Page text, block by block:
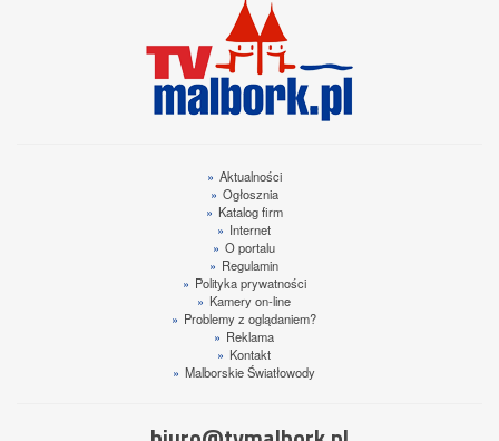
» Aktualności
» Ogłosznia
» Katalog firm
» Internet
» O portalu
» Regulamin
» Polityka prywatności
» Kamery on-line
» Problemy z oglądaniem?
» Reklama
» Kontakt
» Malborskie Światłowody